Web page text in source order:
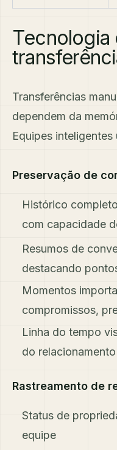
Tecnologia
Transferências
dependem da
Equipes inteligentes
Preservação de
Histórico
com capacidade
Resumos de
destacando
Momentos
compromissos,
Linha do tempo
do relacionamento
Rastreamento de
Status de
equipe